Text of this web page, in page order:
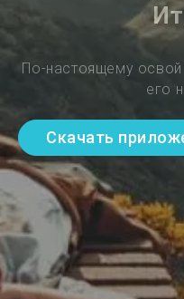
По-настоящему
его
Скачать